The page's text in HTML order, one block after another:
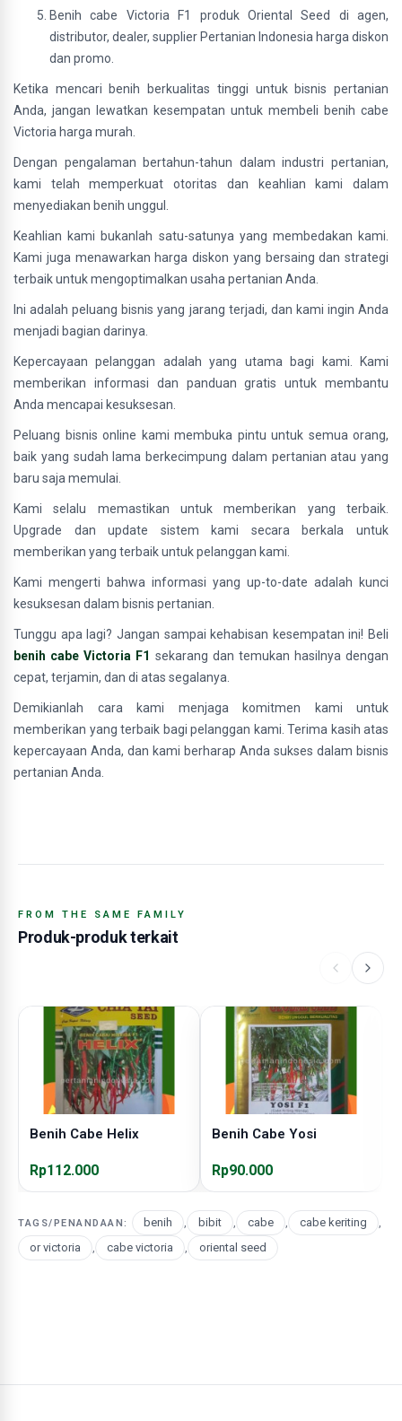
Benih cabe Victoria F1 produk Oriental Seed di agen,
distributor, dealer, supplier Pertanian Indonesia harga diskon
dan promo.
Ketika mencari benih berkualitas tinggi untuk bisnis pertanian
Anda, jangan lewatkan kesempatan untuk membeli benih cabe
Victoria harga murah.
Dengan pengalaman bertahun-tahun dalam industri pertanian,
kami telah memperkuat otoritas dan keahlian kami dalam
menyediakan benih unggul.
Keahlian kami bukanlah satu-satunya yang membedakan kami.
Kami juga menawarkan harga diskon yang bersaing dan strategi
terbaik untuk mengoptimalkan usaha pertanian Anda.
Ini adalah peluang bisnis yang jarang terjadi, dan kami ingin Anda
menjadi bagian darinya.
Kepercayaan pelanggan adalah yang utama bagi kami. Kami
memberikan informasi dan panduan gratis untuk membantu
Anda mencapai kesuksesan.
Peluang bisnis online kami membuka pintu untuk semua orang,
baik yang sudah lama berkecimpung dalam pertanian atau yang
baru saja memulai.
Kami selalu memastikan untuk memberikan yang terbaik.
Upgrade dan update sistem kami secara berkala untuk
memberikan yang terbaik untuk pelanggan kami.
Kami mengerti bahwa informasi yang up-to-date adalah kunci
kesuksesan dalam bisnis pertanian.
Tunggu apa lagi? Jangan sampai kehabisan kesempatan ini! Beli
benih cabe Victoria F1 sekarang dan temukan hasilnya dengan
cepat, terjamin, dan di atas segalanya.
Demikianlah cara kami menjaga komitmen kami untuk
memberikan yang terbaik bagi pelanggan kami. Terima kasih atas
kepercayaan Anda, dan kami berharap Anda sukses dalam bisnis
pertanian Anda.
FROM THE SAME FAMILY
Produk-produk terkait
Benih Cabe Helix
Rp112.000
Benih Cabe Yosi
Rp90.000
TAGS/PENANDAAN: benih , bibit , cabe , cabe keriting
,
or victoria
, cabe victoria , oriental seed